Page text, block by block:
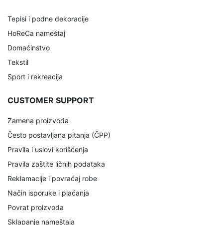
Tepisi i podne dekoracije
HoReCa nameštaj
Domaćinstvo
Tekstil
Sport i rekreacija
CUSTOMER SUPPORT
Zamena proizvoda
Često postavljana pitanja (ČPP)
Pravila i uslovi korišćenja
Pravila zaštite ličnih podataka
Reklamacije i povraćaj robe
Način isporuke i plaćanja
Povrat proizvoda
Sklapanje nameštaja